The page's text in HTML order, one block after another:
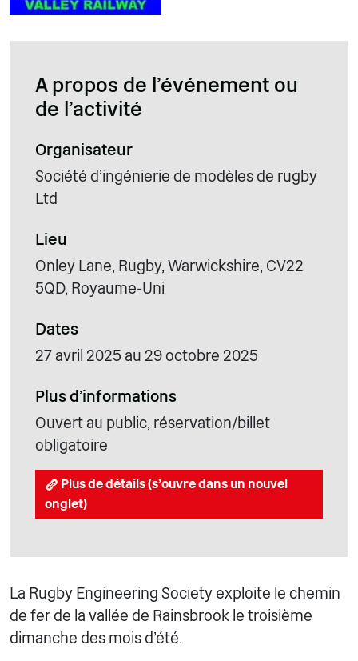
A propos de l'événement ou
de l'activité
Organisateur
Société d'ingénierie de modèles de rugby
Ltd
Lieu
Onley Lane, Rugby, Warwickshire, CV22
5QD, Royaume-Uni
Dates
27 avril 2025 au 29 octobre 2025
Plus d'informations
Ouvert au public, réservation/billet
obligatoire
Plus de détails (s'ouvre dans un nouvel
onglet)
La Rugby Engineering Society exploite le chemin
de fer de la vallée de Rainsbrook le troisième
dimanche des mois d'été.